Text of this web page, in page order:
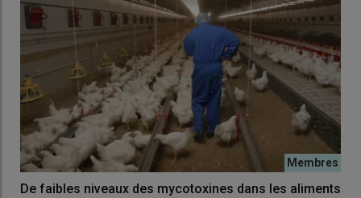
De faibles niveaux des mycotoxines dans les aliments